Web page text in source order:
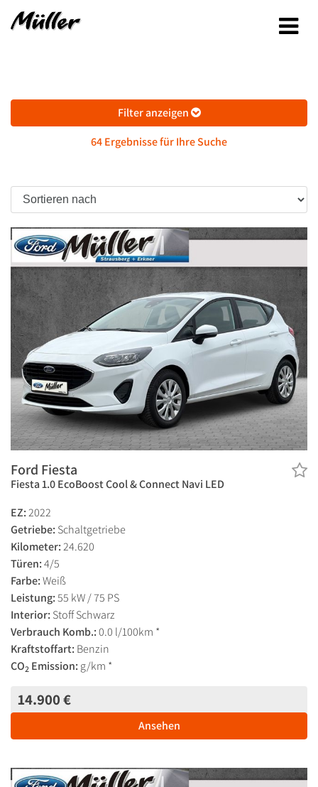
64 Ergebnisse für Ihre Suche
Ford Fiesta
Fiesta 1.0 EcoBoost Cool & Connect Navi LED
EZ:2022
Getriebe: Schaltgetriebe
Kilometer:24.620
Türen:4/5
Farbe:Weiß
Leistung:55 kW / 75 PS
Interior: Stoff Schwarz
Verbrauch Komb.:0.0 l/100km *
Kraftstoffart: Benzin
CO2 Emission: g/km *
14.900 €
Ansehen
Filter anzeigen